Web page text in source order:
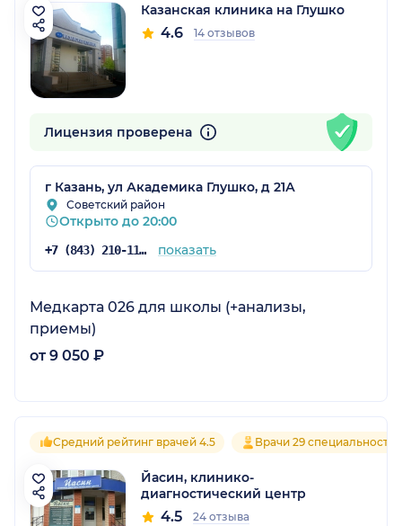
Казанская клиника на Глушко
4.6 14 отзывов
Лицензия проверена
г Казань, ул Академика Глушко, д 21А
Советский район
Открыто до 20:00
+7 (843) 210-11-06 показать
Медкарта 026 для школы (+анализы,
приемы)
от 9 050 ₽
Средний рейтинг врачей 4.5 Врачи 29 специальностей
Йасин, клинико-
диагностический центр
4.5 24 отзыва